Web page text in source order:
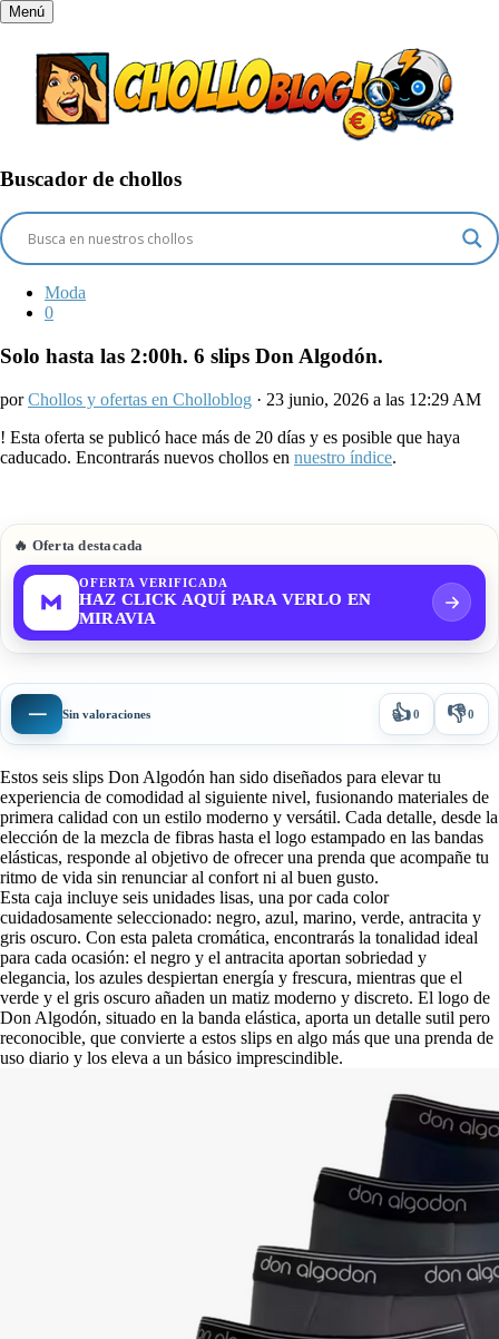
Menú
Buscador de chollos
Moda
0
Solo hasta las 2:00h. 6 slips Don Algodón.
porChollos y ofertas en Cholloblog · 23 junio, 2026 a las 12:29 AM
! Esta oferta se publicó hace más de 20 días y es posible que haya
caducado. Encontrarás nuevos chollos en nuestro índice.
🔥 Oferta destacada
OFERTA VERIFICADA
HAZ CLICK AQUÍ PARA VERLO EN
MIRAVIA
— Sin valoraciones 👍0 👎0
Estos seis slips Don Algodón han sido diseñados para elevar tu
experiencia de comodidad al siguiente nivel, fusionando materiales de
primera calidad con un estilo moderno y versátil. Cada detalle, desde la
elección de la mezcla de fibras hasta el logo estampado en las bandas
elásticas, responde al objetivo de ofrecer una prenda que acompañe tu
ritmo de vida sin renunciar al confort ni al buen gusto.
Esta caja incluye seis unidades lisas, una por cada color
cuidadosamente seleccionado: negro, azul, marino, verde, antracita y
gris oscuro. Con esta paleta cromática, encontrarás la tonalidad ideal
para cada ocasión: el negro y el antracita aportan sobriedad y
elegancia, los azules despiertan energía y frescura, mientras que el
verde y el gris oscuro añaden un matiz moderno y discreto. El logo de
Don Algodón, situado en la banda elástica, aporta un detalle sutil pero
reconocible, que convierte a estos slips en algo más que una prenda de
uso diario y los eleva a un básico imprescindible.